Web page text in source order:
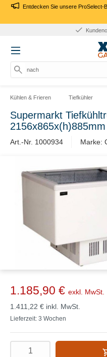
Entdecken Sie unsere
nach P
Kühlen & Frieren Tiefkühler
Supermarkt
2156x865x(h)885mm
Art.-Nr. 1000934 Marke:
1.185,90 € exkl. MwSt.
1.411,22 € inkl. MwSt.
Lieferzeit: 3 Wochen